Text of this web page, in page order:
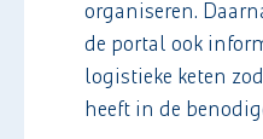
organiseren.
de portal ook
logistieke keten
heeft in de